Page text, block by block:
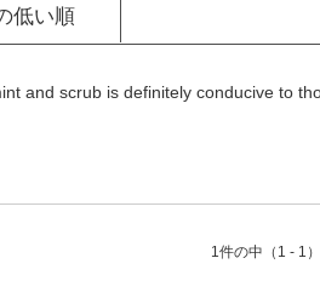
低い順
and scrub is definitely conducive to
1件の中（1 - 1